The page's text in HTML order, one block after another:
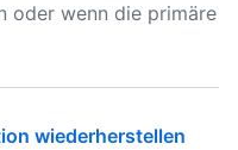
oder wenn die primäre
wiederherstellen